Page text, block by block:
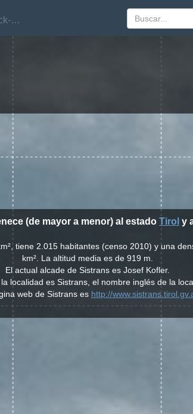
Innsbruck-Land
(de mayor a menor) al estado Tirol y
tiene 2.015 habitantes (censo 2010) y una
km². La altitud media es de 919 m.
El actual alcade de Sistrans es Josef Kofler.
localidad es Sistrans, el nombre inglés de la
web de Sistrans es http://
Innsbruck-Land